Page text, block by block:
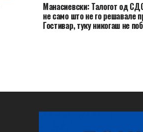
Манасиевски: Талогот од
не само што не го решавале
Гостивар, туку никогаш не